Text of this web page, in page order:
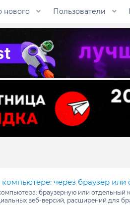
нового Пользователи
компьютере: через браузер
браузерную или
веб-версий, расширений для